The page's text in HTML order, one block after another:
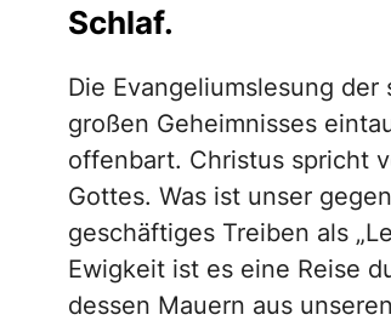
Schlaf.
Die Evangeliumslesung
großen Geheimnisses
offenbart. Christus spricht
Gottes. Was ist unser
geschäftiges Treiben als
Ewigkeit ist es eine Reise
dessen Mauern aus